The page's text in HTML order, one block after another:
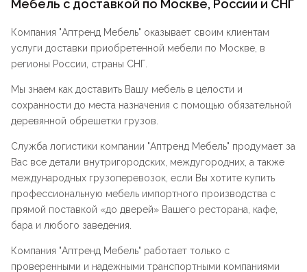
Мебель с доставкой по Москве, России и СНГ
Компания "Аптренд Мебель" оказывает своим клиентам
услуги доставки приобретенной мебели по Москве, в
регионы России, страны СНГ.
Мы знаем как доставить Вашу мебель в целости и
сохранности до места назначения с помощью обязательной
деревянной обрешетки грузов.
Служба логистики компании "Аптренд Мебель" продумает за
Вас все детали внутригородских, междугородних, а также
международных грузоперевозок, если Вы хотите купить
профессиональную мебель импортного производства с
прямой поставкой «до дверей» Вашего ресторана, кафе,
бара и любого заведения.
Компания "Аптренд Мебель" работает только с
проверенными и надежными транспортными компаниями